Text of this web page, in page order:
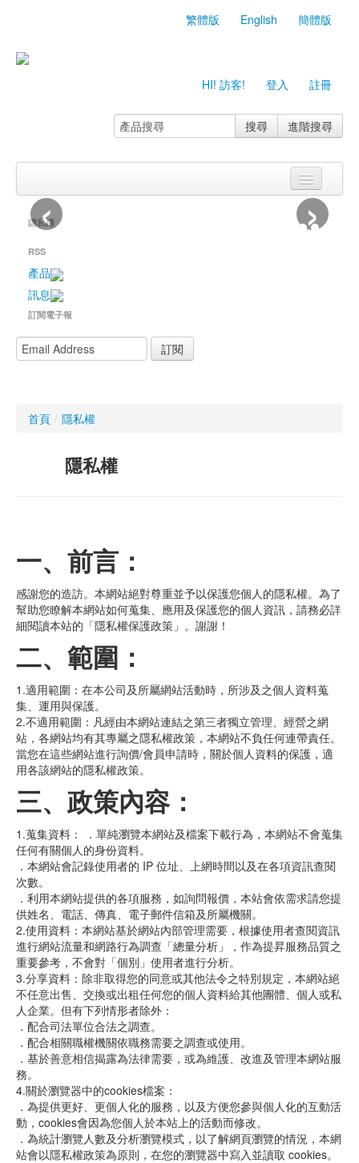
繁體版 English 簡體版
HI! 訪客! 登入 註冊
搜尋 進階搜尋
首頁
產品目錄
生產設備
產品規範
化學成份
訊息公佈
聯絡我們
‹ ›
隱私權
RSS
產品
訊息
訂閱電子報
訂閱
首頁 / 隱私權
隱私權
一、前言：
感謝您的造訪。本網站絕對尊重並予以保護您個人的隱私權。為了
幫助您瞭解本網站如何蒐集、應用及保護您的個人資訊，請務必詳
細閱讀本站的「隱私權保護政策」。謝謝！
二、範圍：
1.適用範圍：在本公司及所屬網站活動時，所涉及之個人資料蒐
集、運用與保護。
2.不適用範圍：凡經由本網站連結之第三者獨立管理、經營之網
站，各網站均有其專屬之隱私權政策，本網站不負任何連帶責任。
當您在這些網站進行詢價/會員申請時，關於個人資料的保護，適
用各該網站的隱私權政策。
三、政策內容：
1.蒐集資料： ．單純瀏覽本網站及檔案下載行為，本網站不會蒐集
任何有關個人的身份資料。
．本網站會記錄使用者的 IP 位址、上網時間以及在各項資訊查閱
次數。
．利用本網站提供的各項服務，如詢問報價，本站會依需求請您提
供姓名、電話、傳真、電子郵件信箱及所屬機關。
2.使用資料：本網站基於網站內部管理需要，根據使用者查閱資訊
進行網站流量和網路行為調查「總量分析」，作為提昇服務品質之
重要參考，不會對「個別」使用者進行分析。
3.分享資料：除非取得您的同意或其他法令之特別規定，本網站絕
不任意出售、交換或出租任何您的個人資料給其他團體、個人或私
人企業。但有下列情形者除外：
．配合司法單位合法之調查。
．配合相關職權機關依職務需要之調查或使用。
．基於善意相信揭露為法律需要，或為維護、改進及管理本網站服
務。
4.關於瀏覽器中的cookies檔案：
．為提供更好、更個人化的服務，以及方便您參與個人化的互動活
動，cookies會因為您個人於本站上的活動而修改。
．為統計瀏覽人數及分析瀏覽模式，以了解網頁瀏覽的情況，本網
站會以隱私權政策為原則，在您的瀏覽器中寫入並讀取 cookies。